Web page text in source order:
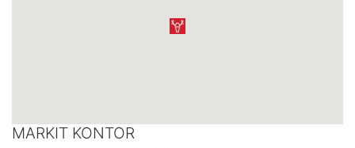
MARKIT KONTOR